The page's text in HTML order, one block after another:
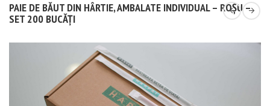
PAIE DE BĂUT DIN HÂRTIE, AMBALATE INDIVIDUAL – ROȘU –
SET 200 BUCĂȚI